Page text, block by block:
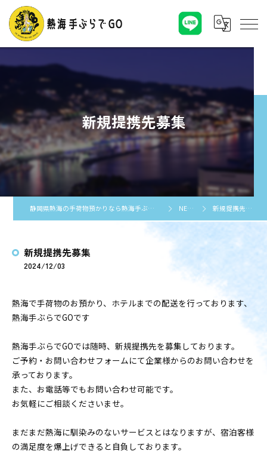
新規提携先募集
静岡県熱海の手荷物預かりなら熱海手ぶらでGO NEWS 新規提携先募集
新規提携先募集
2024/12/03
熱海で手荷物のお預かり、ホテルまでの配送を行っております、
熱海手ぶらでGOです
熱海手ぶらでGOでは随時、新規提携先を募集しております。
ご予約・お問い合わせフォームにて企業様からのお問い合わせを
承っております。
また、お電話等でもお問い合わせ可能です。
お気軽にご相談くださいませ。
まだまだ熱海に馴染みのないサービスとはなりますが、宿泊客様
の満足度を爆上げできると自負しております。